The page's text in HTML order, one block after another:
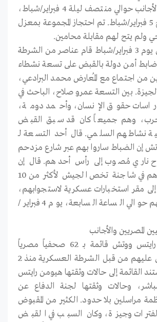
قبل الإفراج عن الأجانب حوالي منتصف ليلة 4 فبراير/شباط،
ثم المصريين صباح 5 فبراير/شباط. تم احتجاز المجموعة بمعزل
ولم يتح لهم مقابلة محامين.
في وقت لاحق من يوم 3 فبراير/شباط قام عناصر من الشرطة
ضابط أمن دولة بالقبض على تسعة نشطاء
من اجتماع مع المُعارض محمد البرادعي،
بين التسعة عمرو صلاح، الباحث في
حقوق الإنسان، وأحمد دومة،
حرب، وهم جميعاً كان قد سبق القبض
نشاطهم السلمي. قال أحد التسعة لـ
إن الضباط ساروا بهم عبر شارع مزدحم
ناري مُصوب إلى رأس أحدهم. قال إن
الضباط احتجزوهم في شاجنة تخص الجيش لأكثر من 10
مقر استخبارات عسكرية لاستجوابهم،
قبل الإفراج عنهم حوالي الساعة السابعة، يوم 4 فبراير/
المصريين والأجانب
جمعت هيومن رايتس ووتش قائمة بـ 62 صحفياً مصرياً
ودولياً تم القبض عليهم من قبل الشرطة العسكرية منذ 2
القائمة إلى حالات وثقتها هيومن رايتس
وحالات وثقتها لجنة الدفاع عن
مراسلين بلا حدود. الكثير من المقبوض
وجيزة، وكان السبب في القبض